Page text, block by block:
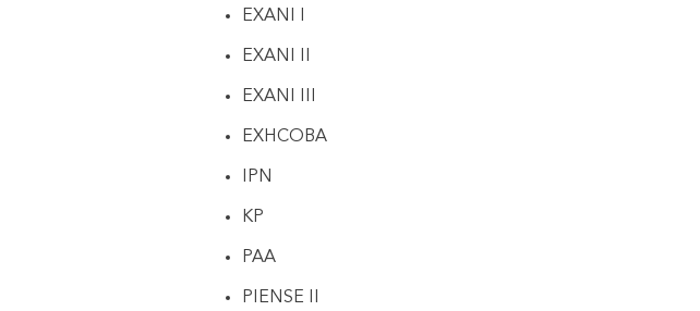
EXANI I
EXANI II
EXANI III
EXHCOBA
IPN
KP
PAA
PIENSE II